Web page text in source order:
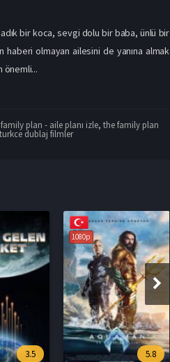
bir koca, sevgi dolu bir baba, ünlü bir
haberi olmayan ailesini de yanına almak
önemli...
plan - aile planı izle,the family plan
turkce dublaj filmler
5.8
1080p
7